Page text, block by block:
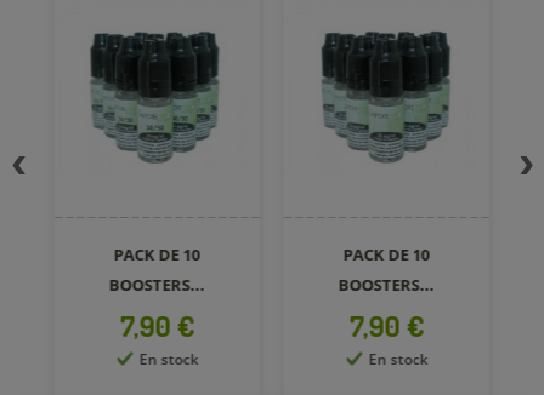
PACK DE 10
BOOSTERS...
Prix
7,90 €
En stock
PACK DE 10
BOOSTERS...
Prix
7,90 €
En stock